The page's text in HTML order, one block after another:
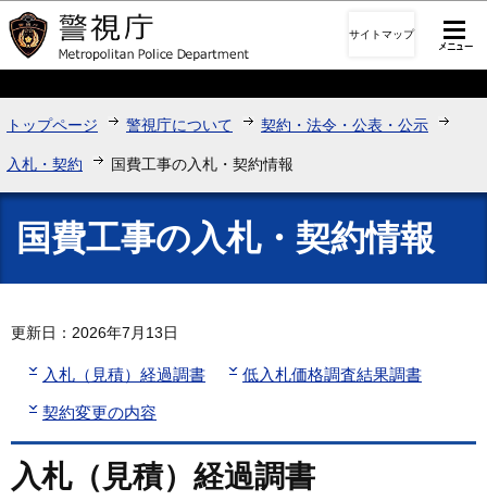
このページの本文へ移動
サイトマップ
トップページ 警視庁について 契約・法令・公表・公示
入札・契約 国費工事の入札・契約情報
国費工事の入札・契約情報
更新日：2026年7月13日
入札（見積）経過調書 低入札価格調査結果調書
契約変更の内容
入札（見積）経過調書